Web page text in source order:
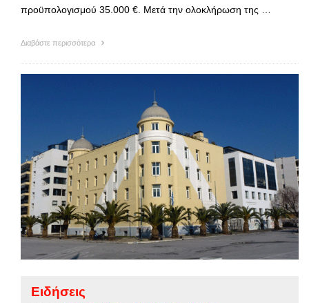
προϋπολογισμού 35.000 €. Μετά την ολοκλήρωση της …
Διαβάστε περισσότερα
Ειδήσεις